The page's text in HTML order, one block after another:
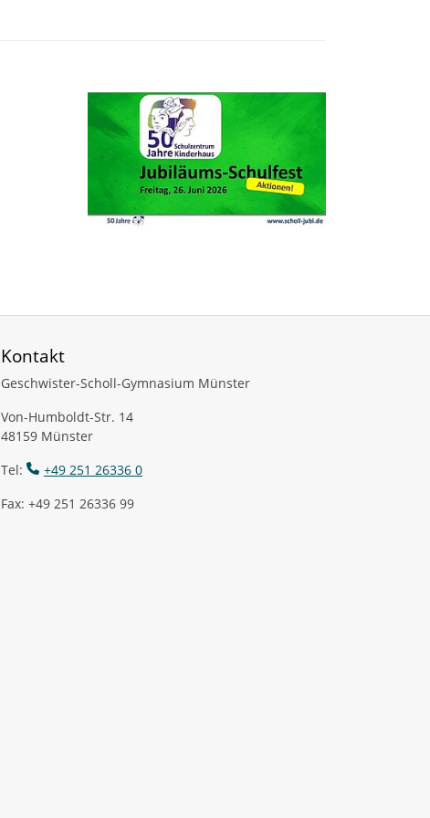
Kontakt
Geschwister-Scholl-Gymnasium Münster
Von-Humboldt-Str. 14
48159 Münster
Tel:
+49 251 26336 0
Fax: +49 251 26336 99